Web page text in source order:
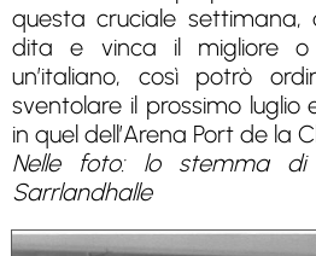
questa cruciale settimana,
dita e vinca il migliore o
un’italiano, così potrò
sventolare il prossimo luglio
in quel dell’Arena Port de la
Nelle foto: lo stemma
Sarrlandhalle